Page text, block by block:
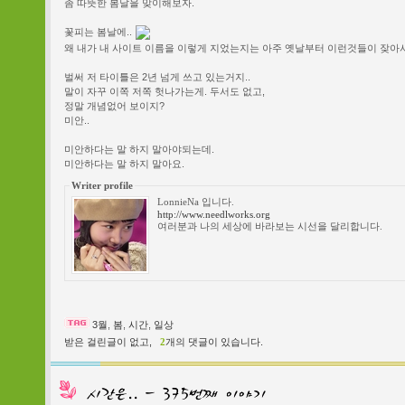
좀 따뜻한 봄날을 맞이해보자.
꽃피는 봄날에..
왜 내가 내 사이트 이름을 이렇게 지었는지는 아주 옛날부터 이런것들이 잦아
벌써 저 타이틀은 2년 넘게 쓰고 있는거지..
말이 자꾸 이쪽 저쪽 헛나가는게. 두서도 없고,
정말 개념없어 보이지?
미안..
미안하다는 말 하지 말아야되는데.
미안하다는 말 하지 말아요.
Writer profile
LonnieNa 입니다.
http://www.needlworks.org
여러분과 나의 세상에 바라보는 시선을 달리합니다.
3월 봄 시간 일상
받은 걸린글이 없고,
2개의 댓글이 있습니다.